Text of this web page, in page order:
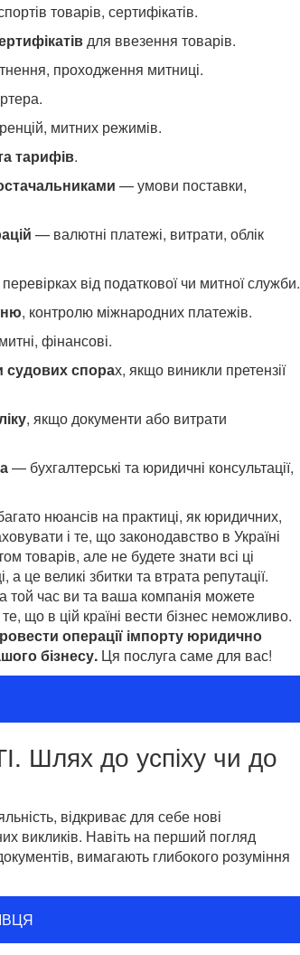
товарів, сертифікатів.
для ввезення товарів.
проходження митниці.
митних режимів.
тарифів.
— умови поставки,
— валютні платежі, витрати, облік
від податкової чи митної служби.
, контролю міжнародних платежів.
фінансові.
судових спорах, якщо виникли претензії
, якщо документи або витрати
— бухгалтерські та юридичні консультації,
нюансів на практиці, як юридичних,
і те, що законодавство в Україні
товарів, але не будете знати всі ці
це великі збитки та втрата репутації.
той час ви та ваша компанія можете
що в цій країні вести бізнес неможливо.
операції імпорту юридично
бізнесу. Ця послуга саме для вас!
до успіху чи до
відкриває для себе нові
викликів. Навіть на перший погляд
вимагають глибокого розуміння